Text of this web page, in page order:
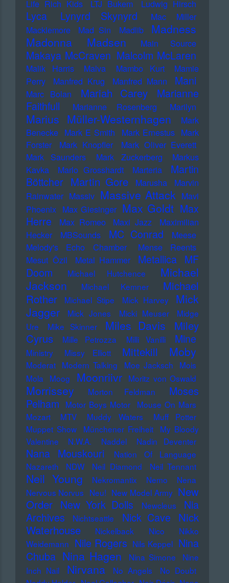
Life Rich Kids
LTJ Bukem Ludwig Hirsch
Lyca Lynyrd Skynyrd
Mac Miller
Macklemore
Mad Sin Madlib
Madness
Madonna
Madsen Main Source
Makaya McCraven Malcolm McLaren
Malik Harris Malva Mambo Kurt
Mamie
Perry
Manfred Krug Manfred Mann Mani
Marc Bolan Mariah Carey
Marianne
Faithfull
Marianne Rosenberg Marilyn
Marius Müller-Westernhagen
Mark
Benecke Mark E Smith Mark Ernestus Mark
Forster
Mark Knopfler
Mark Oliver Everett
Mark Saunders
Mark Zuckerberg
Markus
Kavka
Marlo Grosshardt Marteria
Martin
Böttcher Martin Gore Marusha
Marvin
Rainwater Massiv Massive Attack Mavi
Phoenix Max Giesinger Max Goldt Max
Herre
Max Romeo Maxi Jazz
Maximilian
Hecker
MBSounds MC Conrad
Meese
Melody's Echo Chamber
Mense Reents
Mesut Özil
Metal Hammer Metallica MF
Doom
Michael Hutchence
Michael
Jackson
Michael Kemner
Michael
Rother
Michael Stipe Mick Harvey
Mick
Jagger
Mick Jones Micki Meuser
Midge
Ure
Mike Skinner Miles Davis
Miley
Cyrus
Mille Petrozza Milli Vanilli Mine
Ministry Missy Elliott Mittekill Moby
Moderat Modern Talking Moe Jacksch
Mois
Mola
Moog Moonriivr Moritz von Oswald
Morrissey Morton Feldman
Moses
Pelham
Motor Boys Motor
Mouse On Mars
Mozart
MTV Muddy Waters
Muff Potter
Muppet Show
Münchener Freiheit
My Bloody
Valentine
N.W.A. Naddel Nadin Deventer
Nana Mouskouri
Nation Of Language
Nazareth
NDW Neil Diamond Neil Tennant
Neil Young Nekromantix Nemo
Nena
Nervous Norvus Neu! New Model Army New
Order New York Dolls Newcleus
Nia
Archives
Nichtseattle Nick Cave
Nick
Waterhouse
Nickelback Nico
Nikko
Weidemann Nile Rogers Nils Keppel Nina
Chuba Nina Hagen Nina Simone
Nine
Inch Nail
Nirvana No Angels
No Doubt